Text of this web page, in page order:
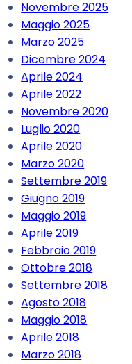
Novembre 2025
Maggio 2025
Marzo 2025
Dicembre 2024
Aprile 2024
Aprile 2022
Novembre 2020
Luglio 2020
Aprile 2020
Marzo 2020
Settembre 2019
Giugno 2019
Maggio 2019
Aprile 2019
Febbraio 2019
Ottobre 2018
Settembre 2018
Agosto 2018
Maggio 2018
Aprile 2018
Marzo 2018